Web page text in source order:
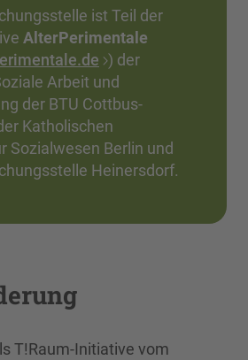
ist Teil der
AlterPerimentale
) der
Arbeit und
der BTU Cottbus-
Katholischen
Sozialwesen Berlin und
Heinersdorf.
T!Raum-Initiative vom